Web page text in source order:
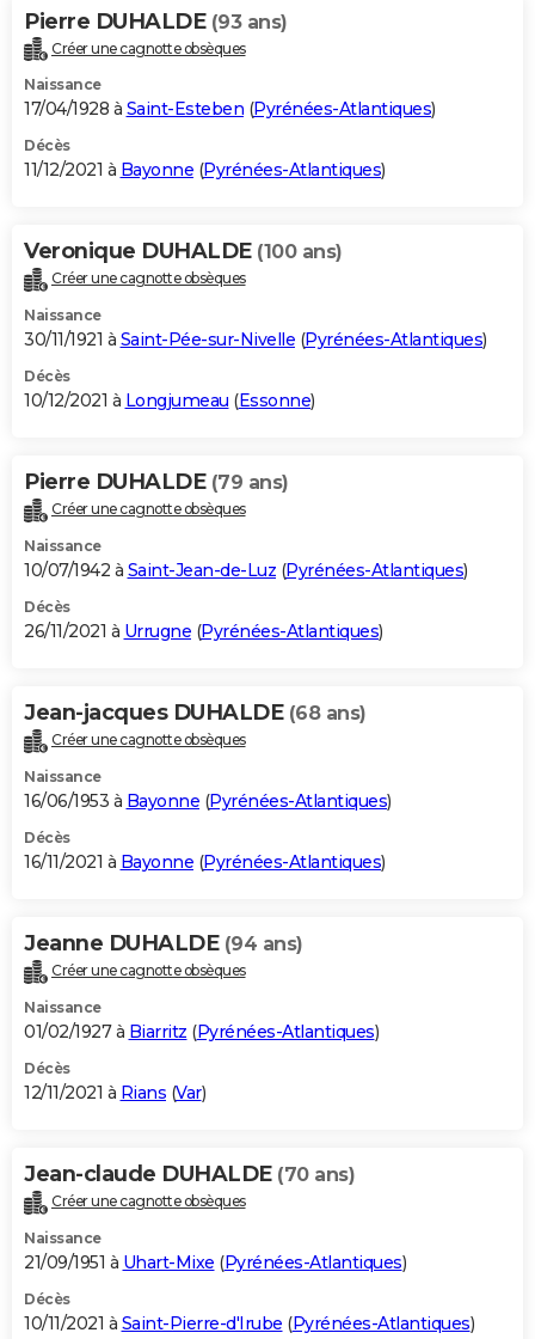
Pierre DUHALDE (93 ans)
Créer une cagnotte obsèques
Naissance
17/04/1928 à Saint-Esteben (Pyrénées-Atlantiques)
Décès
11/12/2021 à Bayonne (Pyrénées-Atlantiques)
Veronique DUHALDE (100 ans)
Créer une cagnotte obsèques
Naissance
30/11/1921 à Saint-Pée-sur-Nivelle (Pyrénées-Atlantiques)
Décès
10/12/2021 à Longjumeau (Essonne)
Pierre DUHALDE (79 ans)
Créer une cagnotte obsèques
Naissance
10/07/1942 à Saint-Jean-de-Luz (Pyrénées-Atlantiques)
Décès
26/11/2021 à Urrugne (Pyrénées-Atlantiques)
Jean-jacques DUHALDE (68 ans)
Créer une cagnotte obsèques
Naissance
16/06/1953 à Bayonne (Pyrénées-Atlantiques)
Décès
16/11/2021 à Bayonne (Pyrénées-Atlantiques)
Jeanne DUHALDE (94 ans)
Créer une cagnotte obsèques
Naissance
01/02/1927 à Biarritz (Pyrénées-Atlantiques)
Décès
12/11/2021 à Rians (Var)
Jean-claude DUHALDE (70 ans)
Créer une cagnotte obsèques
Naissance
21/09/1951 à Uhart-Mixe (Pyrénées-Atlantiques)
Décès
10/11/2021 à Saint-Pierre-d'Irube (Pyrénées-Atlantiques)